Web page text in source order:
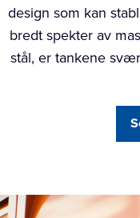
design som kan
bredt spekter av
stål, er tankene